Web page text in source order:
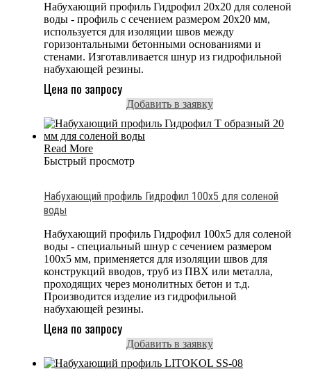
Набухающий профиль Гидрофил 20х20 для соленой
воды - профиль с сечением размером 20x20 мм,
используется для изоляции швов между
горизонтальными бетонными основаниями и
стенами. Изготавливается шнур из гидрофильной
набухающей резины.
Цена по запросу
Добавить в заявку
Read More
Быстрый просмотр
Набухающий профиль Гидрофил 100х5 для соленой
воды
Набухающий профиль Гидрофил 100х5 для соленой
воды - специальный шнур с сечением размером
100x5 мм, применяется для изоляции швов для
конструкций вводов, труб из ПВХ или металла,
проходящих через монолитных бетон и т.д.
Производится изделие из гидрофильной
набухающей резины.
Цена по запросу
Добавить в заявку